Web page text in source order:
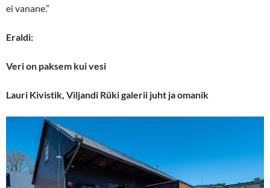
ei vanane.”
Eraldi:
Veri on paksem kui vesi
Lauri Kivistik, Viljandi Rüki galerii juht ja omanik